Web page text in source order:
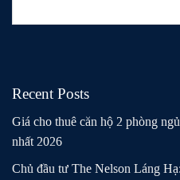
Recent Posts
Giá cho thuê căn hộ 2 phòng
nhất 2026
Chủ đầu tư The Nelson Láng